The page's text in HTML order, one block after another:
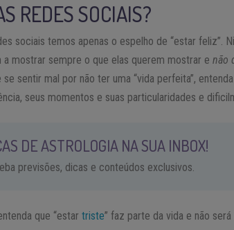
REDES SOCIAIS?
sociais temos apenas o espelho de “estar feliz”.
a mostrar sempre o que elas querem mostrar enão
se sentir mal por não ter uma “vida perfeita”,
seus momentos e suas particularidades e
DE ASTROLOGIA NA SUA INBOX!
previsões, dicas e conteúdos exclusivos.
que “estartriste” faz parte da vida e não